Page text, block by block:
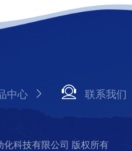
中心 联系我们
科技有限公司 版权所有